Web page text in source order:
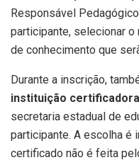
Responsável
participante, selecionar
de conhecimento que
Durante a inscrição,
instituição certificadora
secretaria estadual de
participante. A escolha é
certificado não é feita